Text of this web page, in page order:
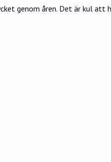
genom åren. Det är kul